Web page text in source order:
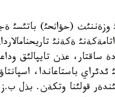
وزةننئث (حؤاثحئ) باتئسئ
ةكةنئ
ساقتار، عذن تايپالئق
ئدئراي باستاعاندا،